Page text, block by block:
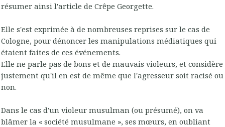
résumer ainsi l'article de Crêpe Georgette.
Elle s'est exprimée à de nombreuses reprises sur le cas de
Cologne, pour dénoncer les manipulations médiatiques qui
étaient faites de ces événements.
Elle ne parle pas de bons et de mauvais violeurs, et considère
justement qu'il en est de même que l'agresseur soit racisé ou
non.
Dans le cas d'un violeur musulman (ou présumé), on va
blâmer la « société musulmane », ses mœurs, en oubliant